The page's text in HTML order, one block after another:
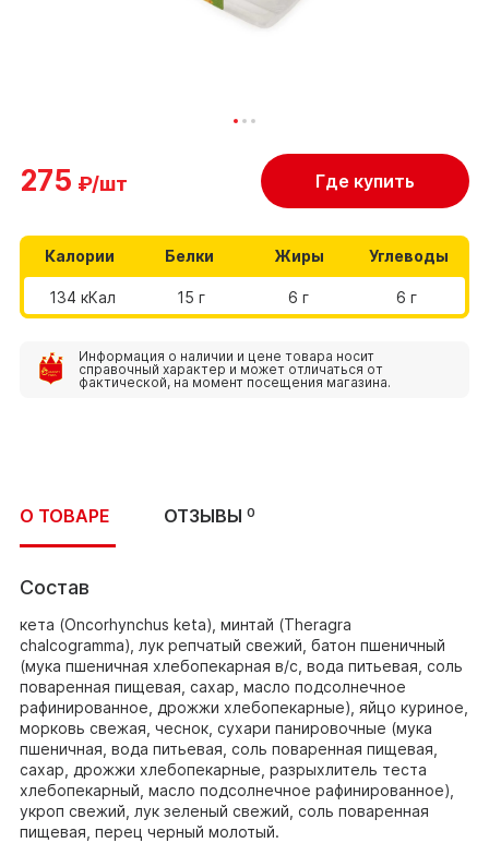
275 ₽/шт Где купить
Калории Белки Жиры Углеводы
134 кКал 15 г 6 г 6 г
Информация о наличии и цене товара носит
справочный характер и может отличаться от
фактической, на момент посещения магазина.
О ТОВАРЕ ОТЗЫВЫ 0
Состав
кета (Oncorhynchus keta), минтай (Theragra
chalcogramma), лук репчатый свежий, батон пшеничный
(мука пшеничная хлебопекарная в/с, вода питьевая, соль
поваренная пищевая, сахар, масло подсолнечное
рафинированное, дрожжи хлебопекарные), яйцо куриное,
морковь свежая, чеснок, сухари панировочные (мука
пшеничная, вода питьевая, соль поваренная пищевая,
сахар, дрожжи хлебопекарные, разрыхлитель теста
хлебопекарный, масло подсолнечное рафинированное),
укроп свежий, лук зеленый свежий, соль поваренная
пищевая, перец черный молотый.